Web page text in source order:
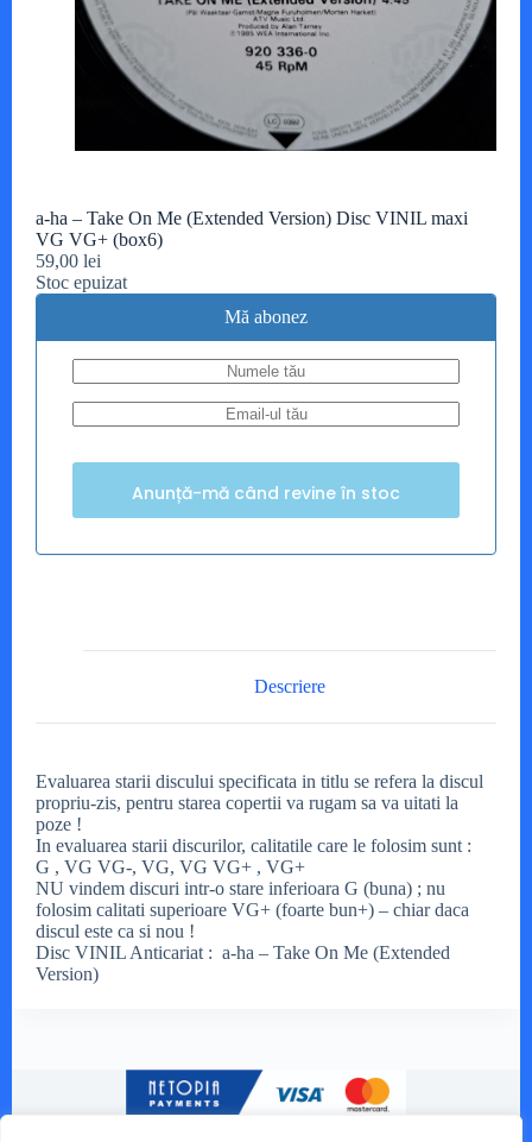
a-ha – Take On Me (Extended Version) Disc VINIL maxi
VG VG+ (box6)
59,00 lei
Stoc epuizat
Mă abonez
Descriere
Evaluarea starii discului specificata in titlu se refera la discul
propriu-zis, pentru starea copertii va rugam sa va uitati la
poze !
In evaluarea starii discurilor, calitatile care le folosim sunt :
G , VG VG-, VG, VG VG+ , VG+
NU vindem discuri intr-o stare inferioara G (buna) ; nu
folosim calitati superioare VG+ (foarte bun+) – chiar daca
discul este ca si nou !
Disc VINIL Anticariat : a-ha – Take On Me (Extended
Version)